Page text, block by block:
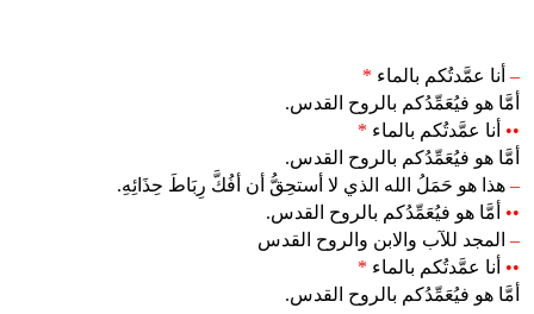
– أنا عمَّدتُكم بالماء *
أمَّا هو فيُعَمِّدُكم بالروح القدس.
•• أنا عمَّدتُكم بالماء *
أمَّا هو فيُعَمِّدُكم بالروح القدس.
– هذا هو حَمَلُ الله الذي لا أستحِقُّ أن أفُكَّ رِبَاطَ حِذَائِهِ.
•• أمَّا هو فيُعَمِّدُكم بالروح القدس.
– المجد للآب والابن والروح القدس
•• أنا عمَّدتُكم بالماء *
أمَّا هو فيُعَمِّدُكم بالروح القدس.